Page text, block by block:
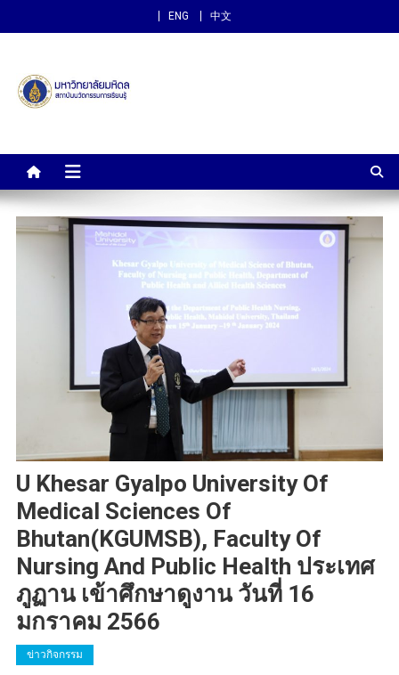
ENG 中文
สถาบันนวัตกรรมการเรียนรู้
U Khesar Gyalpo University Of
Medical Sciences Of
Bhutan(KGUMSB), Faculty Of
Nursing And Public Health ประเทศ
ภูฏาน เข้าศึกษาดูงาน วันที่ 16
มกราคม 2566
ข่าวกิจกรรม